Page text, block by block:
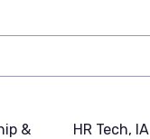
&
HR Tech, IA